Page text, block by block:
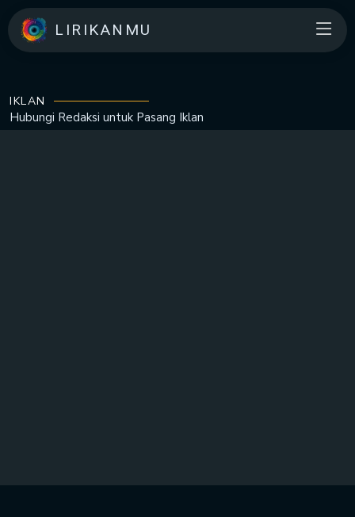
LIRIKANMU
IKLAN
Hubungi Redaksi untuk Pasang Iklan